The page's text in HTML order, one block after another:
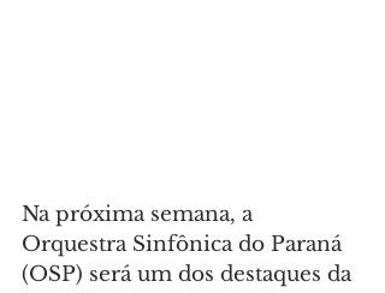
Na próxima semana, a
Orquestra Sinfônica do Paraná
(OSP) será um dos destaques da